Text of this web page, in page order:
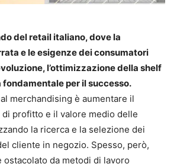
del retail italiano, dove la
e le esigenze dei consumatori
l’ottimizzazione della shelf
per il successo.
merchandising è aumentare il
profitto e il valore medio delle
la ricerca e la selezione dei
cliente in negozio. Spesso, però,
da metodi di lavoro